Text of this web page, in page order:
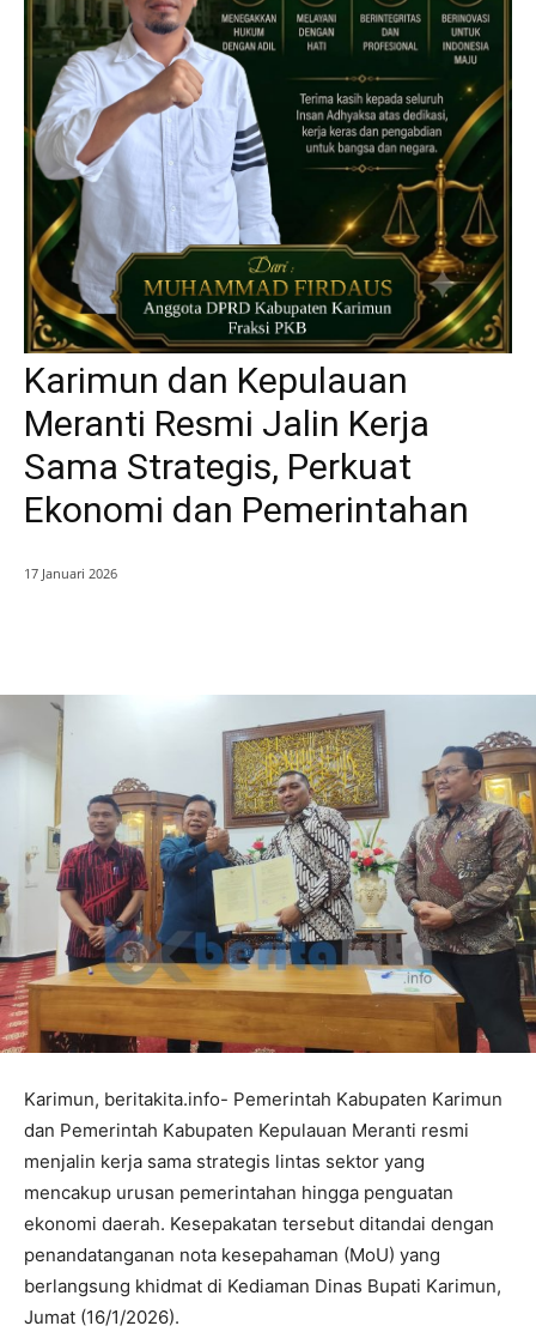
Karimun dan Kepulauan
Meranti Resmi Jalin Kerja
Sama Strategis, Perkuat
Ekonomi dan Pemerintahan
17 Januari 2026
Karimun, beritakita.info- Pemerintah Kabupaten Karimun
dan Pemerintah Kabupaten Kepulauan Meranti resmi
menjalin kerja sama strategis lintas sektor yang
mencakup urusan pemerintahan hingga penguatan
ekonomi daerah. Kesepakatan tersebut ditandai dengan
penandatanganan nota kesepahaman (MoU) yang
berlangsung khidmat di Kediaman Dinas Bupati Karimun,
Jumat (16/1/2026).